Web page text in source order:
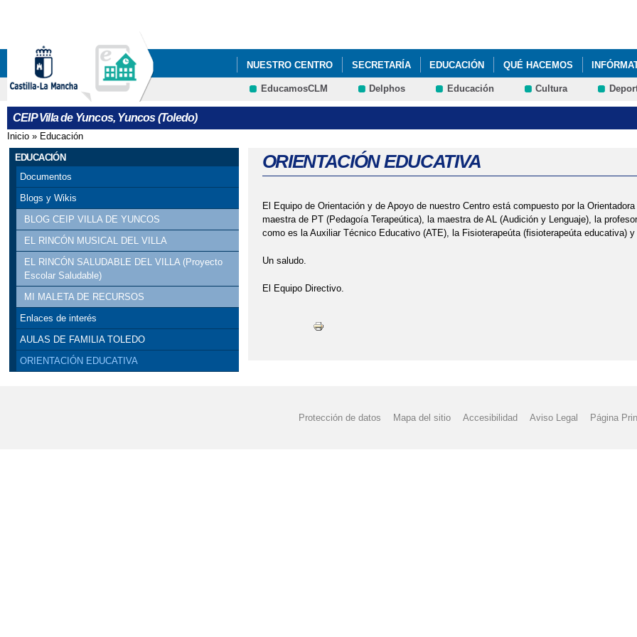
NUESTRO CENTRO SECRETARÍA EDUCACIÓN QUÉ HACEMOS
DOSIER COMEDOR ESCOLAR EL RINCÓN MUSICAL DEL VILLA EL RINCÓN
LEEMOS-CLM MENU COMEDOR ESCOLAR 2024/2025
PROYECTO ESCOLAR SALUDABLE - CEIP VILLA DE YUNCOS
EducamosCLM Delphos Educación Cultura
CEIP Villa de Yuncos, Yuncos (Toledo)
Se encuentra usted aquí
Inicio » Educación
EDUCACIÓN
Documentos
Blogs y Wikis
BLOG CEIP VILLA DE YUNCOS
EL RINCÓN MUSICAL DEL VILLA
EL RINCÓN SALUDABLE DEL VILLA (Proyecto
Escolar Saludable)
MI MALETA DE RECURSOS
Enlaces de interés
AULAS DE FAMILIA TOLEDO
ORIENTACIÓN EDUCATIVA
ORIENTACIÓN EDUCATIVA
El Equipo de Orientación y de Apoyo de nuestro Centro está compuesto por la
maestra de PT (Pedagoía Terapeútica), la maestra de AL (Audición y Lenguaje), la
como es la Auxiliar Técnico Educativo (ATE), la Fisioterapeúta (fisioterapeúta educativa) y
Un saludo.
El Equipo Directivo.
Protección de datos Mapa del sitio Accesibilidad Aviso Legal Página